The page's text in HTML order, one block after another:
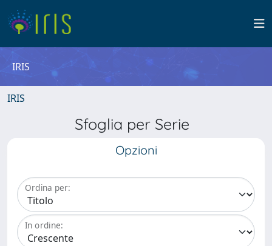
IRIS
IRIS
Sfoglia per Serie
Opzioni
Ordina per:
In ordine: